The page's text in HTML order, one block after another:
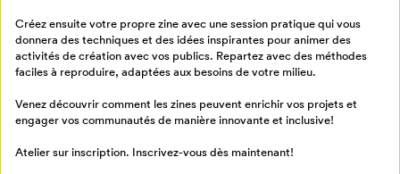
Créez ensuite votre propre zine avec une session pratique qui vous
donnera des techniques et des idées inspirantes pour animer des
activités de création avec vos publics. Repartez avec des méthodes
faciles à reproduire, adaptées aux besoins de votre milieu.
Venez découvrir comment les zines peuvent enrichir vos projets et
engager vos communautés de manière innovante et inclusive!
Atelier sur inscription. Inscrivez-vous dès maintenant!